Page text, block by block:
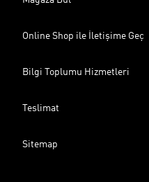
Online Shop ile İletişime Geç
Bilgi Toplumu Hizmetleri
Teslimat
Sitemap